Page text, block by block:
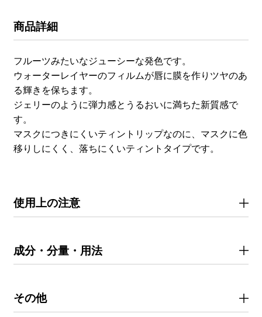
商品詳細
フルーツみたいなジューシーな発色です。
ウォーターレイヤーのフィルムが唇に膜を作りツヤのあ
る輝きを保ちます。
ジェリーのように弾力感とうるおいに満ちた新質感で
す。
マスクにつきにくいティントリップなのに、マスクに色
移りしにくく、落ちにくいティントタイプです。
使用上の注意
成分・分量・用法
その他